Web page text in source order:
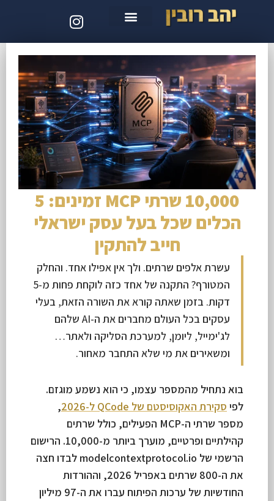
10,000 שרתי MCP זמינים: 5
הכלים שכל בעל עסק ישראלי
חייב להתקין
עשרת אלפים שרתים. ולך אין אפילו אחד. והחלק
המטורף? התקנה של אחד כזה לוקחת פחות מ-5
דקות. בזמן שאתה קורא את השורה הזאת, בעלי
עסקים בכל העולם מחברים את ה-AI שלהם
לג'ימייל, ליומן, למערכת הסליקה ולאתר…
ומשאירים את מי שלא התחבר מאחור.
בוא נתחיל מהמספר עצמו, כי הוא נשמע מוגזם.
לפי סקירת האקוסיסטם של QCode ל-2026
,
מספר שרתי ה-MCP הפעילים, כולל שרתים
קהילתיים ופרטיים, מוערך ביותר מ-10,000. הרישום
הרשמי של modelcontextprotocol.io לבדו חצה
את ה-800 שרתים באפריל 2026, וההורדות
החודשיות של ערכות הפיתוח עברו את ה-97 מיליון